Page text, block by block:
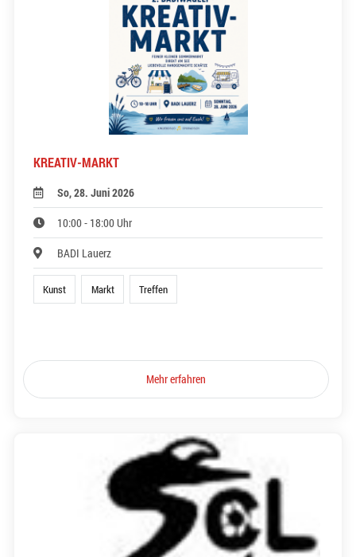
KREATIV-MARKT
So, 28. Juni 2026
10:00 - 18:00 Uhr
BADI Lauerz
Kunst Markt Treffen
Mehr erfahren